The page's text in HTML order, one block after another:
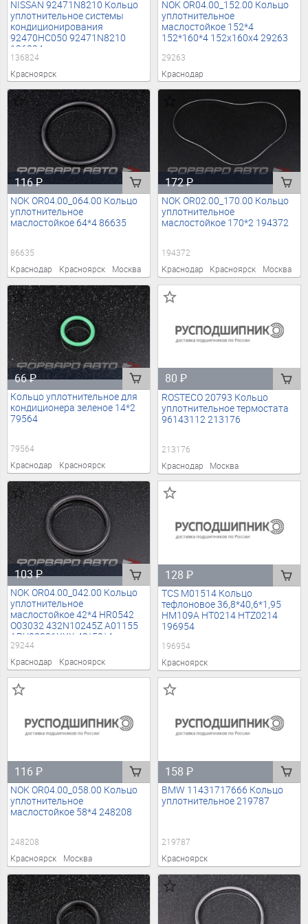
NISSAN 92471N8210 Кольцо
уплотнительное системы
кондиционирования
92470HC050 92471N8210
136824
136824
Красноярск
NOK OR04.00_152.00 Кольцо
уплотнительное
маслостойкое 152*4
152*160*4 152x160x4 29263
29263
Краснодар
116₽
NOK OR04.00_064.00 Кольцо
уплотнительное
маслостойкое 64*4 86635
86635
Краснодар
Красноярск Москва
172₽
NOK OR02.00_170.00 Кольцо
уплотнительное
маслостойкое 170*2 194372
194372
Краснодар
Красноярск Москва
66₽
Кольцо уплотнительное для
кондиционера зеленое 14*2
79564
79564
Краснодар
Красноярск
80₽
ROSTECO 20793 Кольцо
уплотнительное термостата
96143112 213176
213176
Краснодар
Москва
103₽
NOK OR04.00_042.00 Кольцо
уплотнительное
маслостойкое 42*4 HR0542
O03032 432N10245Z A01155
APU00201XXX 42*50*4
42x50x4 29244
29244
Краснодар
Красноярск
128₽
TCS M01514 Кольцо
тефлоновое 36,8*40,6*1,95
HM109A HT0214 HTZ0214
196954
196954
Красноярск
116₽
NOK OR04.00_058.00 Кольцо
уплотнительное
маслостойкое 58*4 248208
248208
Красноярск
Москва
158₽
BMW 11431717666 Кольцо
уплотнительное 219787
219787
Красноярск